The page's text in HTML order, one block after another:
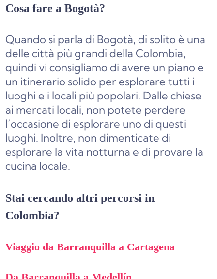
Cosa fare a Bogotà?
Quando si parla di Bogotà, di solito è una
delle città più grandi della Colombia,
quindi vi consigliamo di avere un piano e
un itinerario solido per esplorare tutti i
luoghi e i locali più popolari. Dalle chiese
ai mercati locali, non potete perdere
l’occasione di esplorare uno di questi
luoghi. Inoltre, non dimenticate di
esplorare la vita notturna e di provare la
cucina locale.
Stai cercando altri percorsi in
Colombia?
Viaggio da Barranquilla a Cartagena